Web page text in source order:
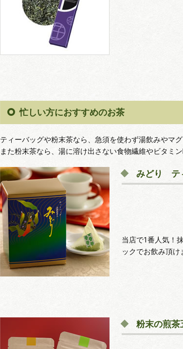
忙しい方におすすめのお茶
ティーバッグや粉末茶なら、急須を使わず湯飲みやマ
また粉末茶なら、湯に溶け出さない食物繊維やビタミ
みどり テ
当店で1番人気！
ックでお飲み頂け
粉末の煎茶